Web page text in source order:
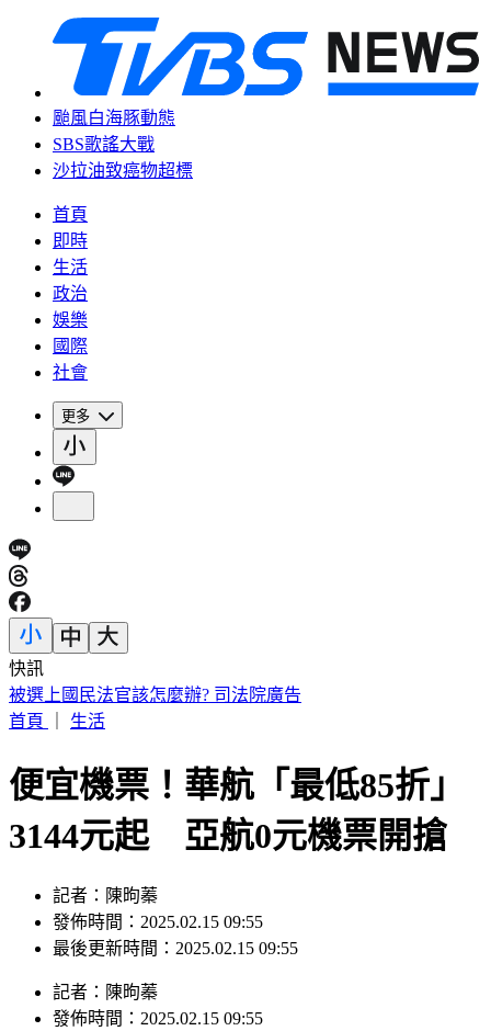
颱風白海豚動態
SBS歌謠大戰
沙拉油致癌物超標
首頁
即時
生活
政治
娛樂
國際
社會
更多
快訊
188萬《龍藏經》賣掉了！大戶不甩7折 店員爆「付現買原
價」
便宜機票！華航「最低85折」
3144元起 亞航0元機票開搶
記者：陳昫蓁
發佈時間：2025.02.15 09:55
記者：陳昫蓁